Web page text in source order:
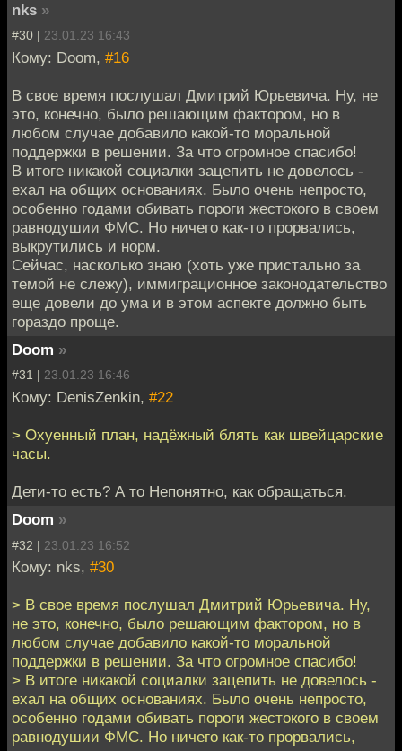
nks »
#30 | 23.01.23 16:43
Кому: Doom, #16
В свое время послушал Дмитрий Юрьевича. Ну, не
это, конечно, было решающим фактором, но в
любом случае добавило какой-то моральной
поддержки в решении. За что огромное спасибо!
В итоге никакой социалки зацепить не довелось -
ехал на общих основаниях. Было очень непросто,
особенно годами обивать пороги жестокого в своем
равнодушии ФМС. Но ничего как-то прорвались,
выкрутились и норм.
Сейчас, насколько знаю (хоть уже пристально за
темой не слежу), иммиграционное законодательство
еще довели до ума и в этом аспекте должно быть
гораздо проще.
Doom »
#31 | 23.01.23 16:46
Кому: DenisZenkin, #22
> Охуенный план, надёжный блять как швейцарские
часы.
Дети-то есть? А то Непонятно, как обращаться.
Doom »
#32 | 23.01.23 16:52
Кому: nks, #30
> В свое время послушал Дмитрий Юрьевича. Ну,
не это, конечно, было решающим фактором, но в
любом случае добавило какой-то моральной
поддержки в решении. За что огромное спасибо!
> В итоге никакой социалки зацепить не довелось -
ехал на общих основаниях. Было очень непросто,
особенно годами обивать пороги жестокого в своем
равнодушии ФМС. Но ничего как-то прорвались,